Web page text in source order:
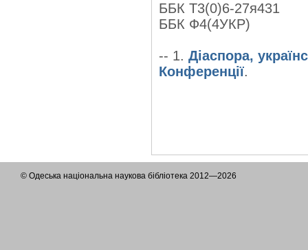
ББК Т3(0)6-27я431
ББК Ф4(4УКР)
-- 1. Діаспора,
Конференції.
© Одеська національна наукова бібліотека 2012—2026